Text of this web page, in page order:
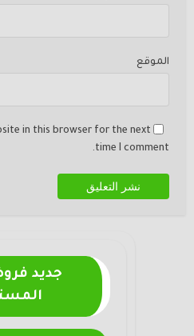
الموقع
in this browser for the next
time I comment.
جديد